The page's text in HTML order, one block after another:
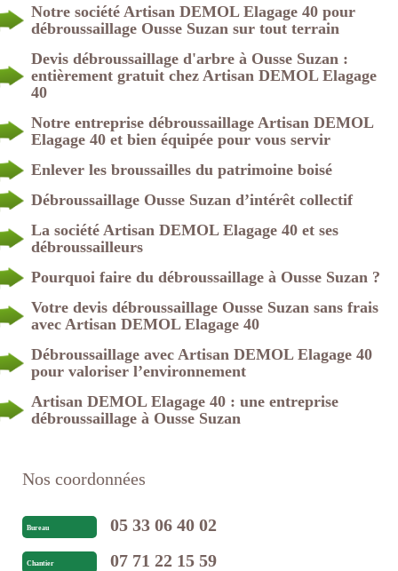
Notre société Artisan DEMOL Elagage 40 pour
débroussaillage Ousse Suzan sur tout terrain
Devis débroussaillage d'arbre à Ousse Suzan :
entièrement gratuit chez Artisan DEMOL Elagage
40
Notre entreprise débroussaillage Artisan DEMOL
Elagage 40 et bien équipée pour vous servir
Enlever les broussailles du patrimoine boisé
Débroussaillage Ousse Suzan d’intérêt collectif
La société Artisan DEMOL Elagage 40 et ses
débroussailleurs
Pourquoi faire du débroussaillage à Ousse Suzan ?
Votre devis débroussaillage Ousse Suzan sans frais
avec Artisan DEMOL Elagage 40
Débroussaillage avec Artisan DEMOL Elagage 40
pour valoriser l’environnement
Artisan DEMOL Elagage 40 : une entreprise
débroussaillage à Ousse Suzan
Nos coordonnées
Bureau 05 33 06 40 02
Chantier 07 71 22 15 59